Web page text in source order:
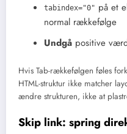
tabindex="0" på et
normal rækkefølge
Undgå positive
Hvis Tab-rækkefølgen føles
HTML-struktur ikke matcher
ændre strukturen, ikke at
Skip link: spring